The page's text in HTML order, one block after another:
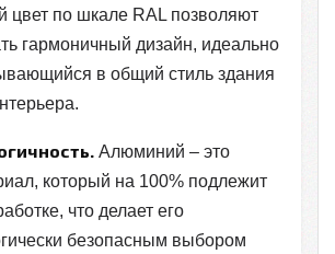
цвет по шкале RAL позволяют
гармоничный дизайн, идеально
в общий стиль здания
Алюминий – это
который на 100% подлежит
что делает его
безопасным выбором